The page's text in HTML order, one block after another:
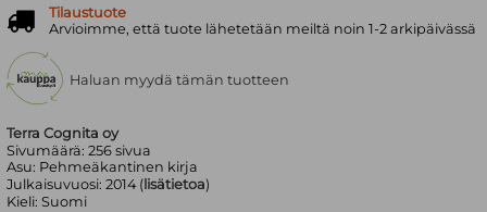
Terra Cognita oy
Sivumäärä:256 sivua
Asu: Pehmeäkantinen kirja
Julkaisuvuosi:2014 ( lisätietoa)
Kieli:Suomi
Tilaustuote
Arvioimme, että tuote lähetetään meiltä noin 1-2 arkipäivässä
Haluan myydä tämän tuotteen